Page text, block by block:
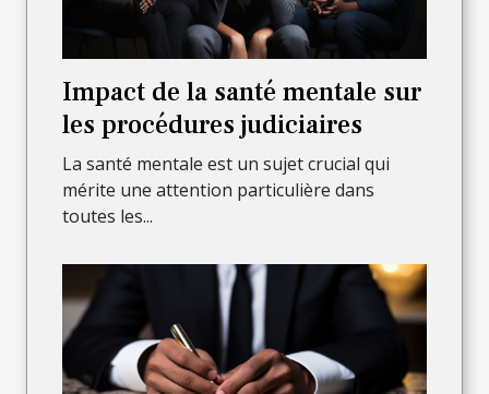
Impact de la santé mentale sur
les procédures judiciaires
La santé mentale est un sujet crucial qui
mérite une attention particulière dans
toutes les...